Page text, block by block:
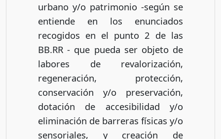
urbano y/o patrimonio -según se
entiende en los enunciados
recogidos en el punto 2 de las
BB.RR - que pueda ser objeto de
labores de revalorización,
regeneración, protección,
conservación y/o preservación,
dotación de accesibilidad y/o
eliminación de barreras físicas y/o
sensoriales, y creación de